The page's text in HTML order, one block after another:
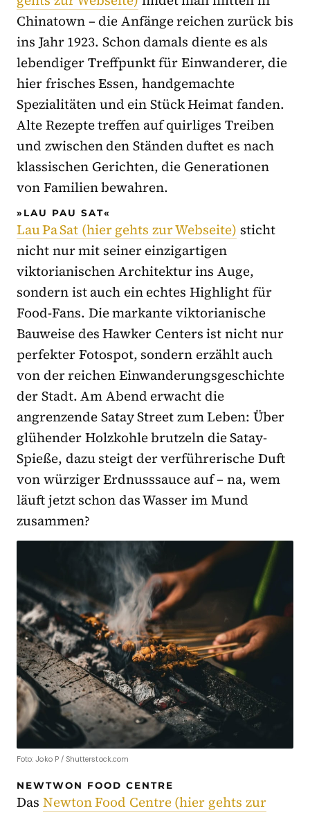
Chinatown – die Anfänge reichen zurück bis
ins Jahr 1923. Schon damals diente es als
lebendiger Treffpunkt für Einwanderer, die
hier frisches Essen, handgemachte
Spezialitäten und ein Stück Heimat fanden.
Alte Rezepte treffen auf quirliges Treiben
und zwischen den Ständen duftet es nach
klassischen Gerichten, die Generationen
von Familien bewahren.
»LAU PAU SAT«
Lau Pa Sat (hier gehts zur Webseite) sticht
nicht nur mit seiner einzigartigen
viktorianischen Architektur ins Auge,
sondern ist auch ein echtes Highlight für
Food-Fans. Die markante viktorianische
Bauweise des Hawker Centers ist nicht nur
perfekter Fotospot, sondern erzählt auch
von der reichen Einwanderungsgeschichte
der Stadt. Am Abend erwacht die
angrenzende Satay Street zum Leben: Über
glühender Holzkohle brutzeln die Satay-
Spieße, dazu steigt der verführerische Duft
von würziger Erdnusssauce auf – na, wem
läuft jetzt schon das Wasser im Mund
zusammen?
Foto: Joko P / Shutterstock.com
NEWTWON FOOD CENTRE
Das Newton Food Centre (hier gehts zur